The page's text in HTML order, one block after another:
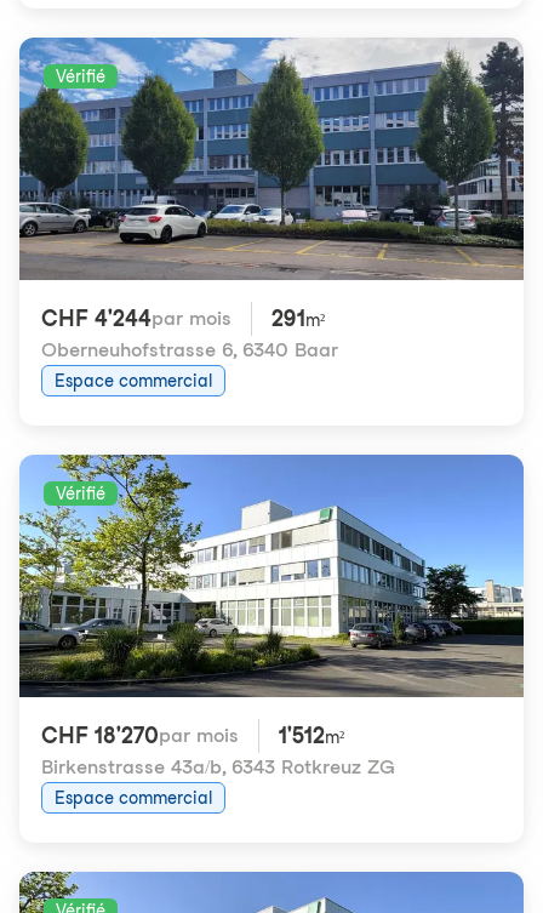
Vérifié
CHF 4'244par mois 291 m²
Oberneuhofstrasse 6, 6340 Baar
Espace commercial
Vérifié
CHF 18'270par mois 1'512m²
Birkenstrasse 43a/b, 6343 Rotkreuz ZG
Espace commercial